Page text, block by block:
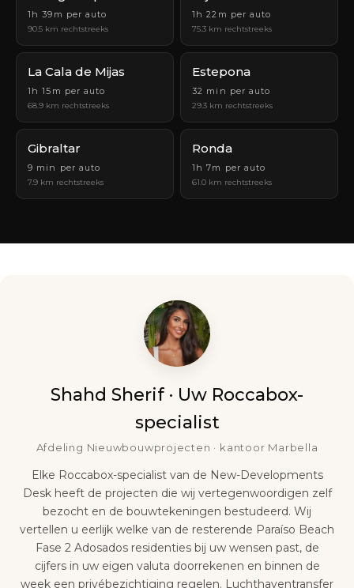
1h 39m per auto
90.5 km rechtstreeks
1h 22m per auto
75.3 km rechtstreeks
La Cala de Mijas
1h 15m per auto
68.9 km rechtstreeks
Estepona
32 min per auto
29.3 km rechtstreeks
Gibraltar
9 min per auto
7.9 km rechtstreeks
Ronda
1h 7m per auto
61.0 km rechtstreeks
Shahd Sherif · Uw Roccabox-
specialist
Afdeling Nieuwbouwprojecten · kantoor Marbella
Elke Roccabox-specialist van de New-Developments
Desk heeft de projecten die wij vertegenwoordigen zelf
bezocht en de bouwtekeningen bestudeerd. Wij
vertellen u eerlijk welke van de resterende Paraíso Beach
Fase 2 Adosados residenties bij uw wensen past, de
cijfers in uw eigen valuta doorrekenen en binnen de
week een privébezichtiging regelen. Luchthaventransfer